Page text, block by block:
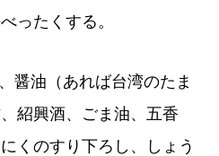
ったくする。
醤油（あれば台湾のたま
紹興酒、ごま油、五香
くのすり下ろし、しょう